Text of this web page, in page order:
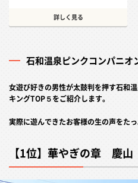
詳しく見る
石和温泉ピンクコンパニオ
女遊び好きの男性が太鼓判を押す石和
キングTOP５をご紹介します。
実際に遊んできたお客様の生の声をた
【1位】華やぎの章 慶山